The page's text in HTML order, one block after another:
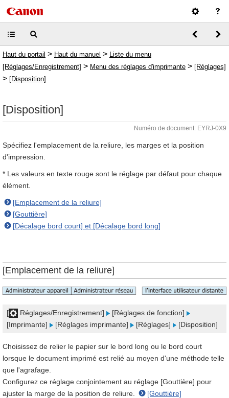
Haut du portail > Haut du manuel > Liste du menu
[Réglages/Enregistrement] > Menu des réglages d'imprimante > [Réglages]
> [Disposition]
[Disposition]
Numéro de document: EYRJ-0X9
Spécifiez l'emplacement de la reliure, les marges et la position
d'impression.
* Les valeurs en texte rouge sont le réglage par défaut pour chaque
élément.
[Emplacement de la reliure]
[Gouttière]
[Décalage bord court] et [Décalage bord long]
[Emplacement de la reliure]
[ Réglages/Enregistrement]
[Réglages de fonction]
[Imprimante]
[Réglages imprimante] [Réglages] [Disposition]
Choisissez de relier le papier sur le bord long ou le bord court
lorsque le document imprimé est relié au moyen d'une méthode telle
que l'agrafage.
Configurez ce réglage conjointement au réglage [Gouttière] pour
ajuster la marge de la position de reliure.
[Gouttière]